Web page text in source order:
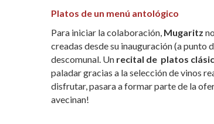
Platos de un menú antológico
Para iniciar la colaboración, Mugaritz
creadas desde su inauguración (a punto
descomunal. Un recital de platos
paladar gracias a la selección de vinos
disfrutar, pasara a formar parte de la
avecinan!